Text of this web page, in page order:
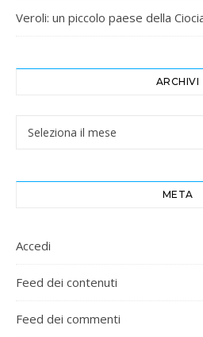
Veroli: un piccolo paese della
ARCHIVI
Archivi
META
Accedi
Feed dei contenuti
Feed dei commenti